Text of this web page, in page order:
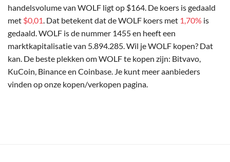
handelsvolume van WOLF ligt op $164. De koers is gedaald
met $0,01. Dat betekent dat de WOLF koers met 1,70% is
gedaald. WOLF is de nummer 1455 en heeft een
marktkapitalisatie van 5.894.285. Wil je WOLF kopen? Dat
kan. De beste plekken om WOLF te kopen zijn: Bitvavo,
KuCoin, Binance en Coinbase. Je kunt meer aanbieders
vinden op onze kopen/verkopen pagina.